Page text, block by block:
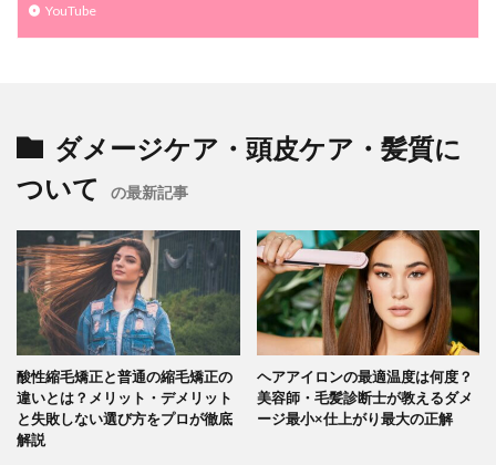
YouTube
ダメージケア・頭皮ケア・髪質に
ついて
の最新記事
酸性縮毛矯正と普通の縮毛矯正の
違いとは？メリット・デメリット
と失敗しない選び方をプロが徹底
解説
ヘアアイロンの最適温度は何度？
美容師・毛髪診断士が教えるダメ
ージ最小×仕上がり最大の正解